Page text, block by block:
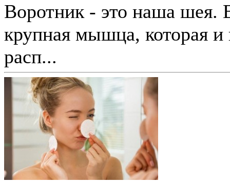
Воротник - это наша шея.
крупная мышца, которая и
расп...